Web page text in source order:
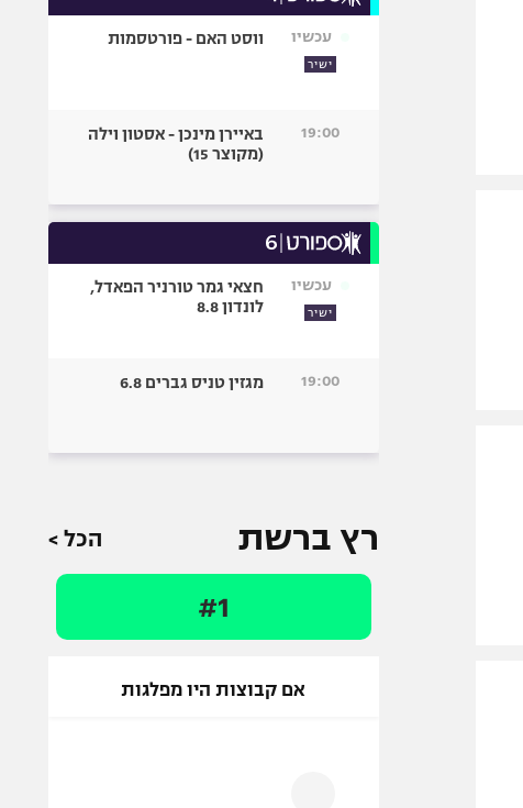
עכשיו
ישיר
ווסט האם - פורטסמות
19:00
באיירן מינכן - אסטון וילה
(מקוצר 15)
עכשיו
ישיר
חצאי גמר טורניר הפאדל,
לונדון 8.8
19:00 מגזין טניס גברים 6.8
רץ ברשת הכל >
#1
אם קבוצות היו מפלגות